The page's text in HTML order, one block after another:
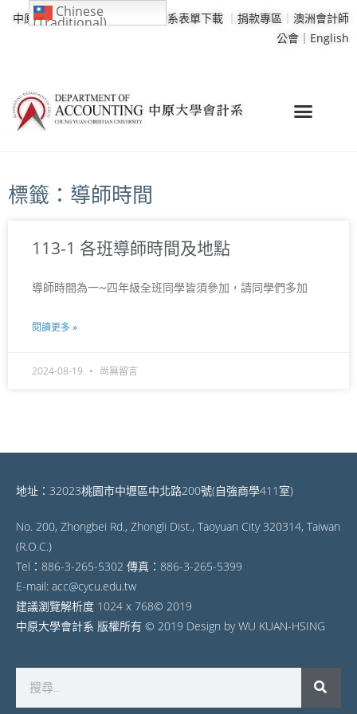
中原大學｜學校行事曆 會計系表單下載 ｜ 捐款專區 ｜ 澳洲會計師
公會｜ English
標籤：導師時間
113-1 各班導師時間及地點
導師時間為一~四年級全班同學皆須參加，請同學們多加
閱讀更多 »
2024-08-19 尚無留言
地址：32023桃園市中壢區中北路200號(自強商學411室)
No. 200, Zhongbei Rd., Zhongli Dist., Taoyuan City 320314, Taiwan
(R.O.C.)
Tel：886-3-265-5302 傳真：886-3-265-5399
E-mail: acc@cycu.edu.tw
建議瀏覽解析度 1024 x 768© 2019
中原大學會計系 版權所有 © 2019 Design by WU KUAN-HSING
Chinese
(Traditional)